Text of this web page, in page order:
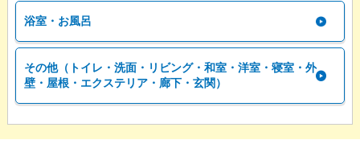
浴室・お風呂
その他（トイレ・洗面・リビング・和室・洋室・寝室・外
壁・屋根・エクステリア・廊下・玄関）